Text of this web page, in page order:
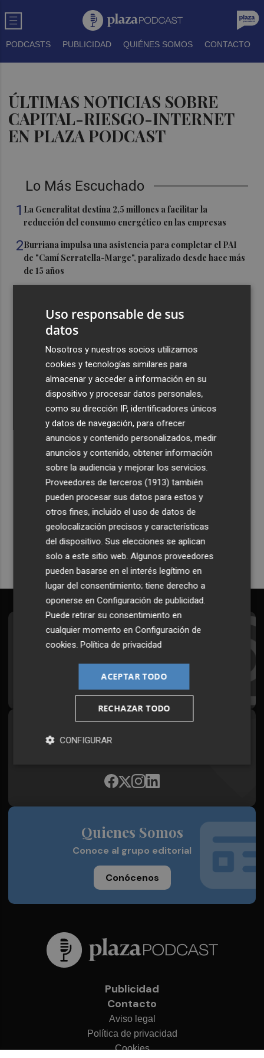
PODCASTS PUBLICIDAD QUIÉNES SOMOS CONTACTO
ÚLTIMAS NOTICIAS SOBRE
CAPITAL-RIESGO-INTERNET
EN PLAZA PODCAST
Lo Más Escuchado
1 La Generalitat destina 2,5 millones a facilitar la
reducción del consumo energético en las empresas
2Burriana impulsa una asistencia para completar el PAI
de "Camí Serratella-Marge", paralizado desde hace más
de 15 años
euros de Carrasco"
obras de reforma de la tenencia de alcaldía sur
Castelló acelera el montaje de la infraestructura en las
playas y el Planetari del eclipse para convertirlo en "un
evento histórico"
Recibe toda la actualidad de
Plaza Podcast en tu correo
Quiero suscribirme
Suscríbete al Boletín
¡Quiero suscribirme!
Síguenos en redes
Quienes Somos
Conoce al grupo editorial
Conócenos
Publicidad
Contacto
Aviso legal
Política de privacidad
Cookies
Uso responsable de sus
datos
Nosotros y nuestros socios utilizamos
cookies y tecnologías similares para
almacenar y acceder a información en su
dispositivo y procesar datos personales,
como su dirección IP, identificadores únicos
y datos de navegación, para ofrecer
anuncios y contenido personalizados, medir
anuncios y contenido, obtener información
sobre la audiencia y mejorar los servicios.
Proveedores de terceros (1913) también
pueden procesar sus datos para estos y
otros fines, incluido el uso de datos de
geolocalización precisos y características
del dispositivo. Sus elecciones se aplican
solo a este sitio web. Algunos proveedores
pueden basarse en el interés legítimo en
lugar del consentimiento; tiene derecho a
oponerse enConfiguración de publicidad.
Puede retirar su consentimiento en
cualquier momento enConfiguración de
cookies.Política de privacidad
ACEPTAR TODO
RECHAZAR TODO
CONFIGURAR